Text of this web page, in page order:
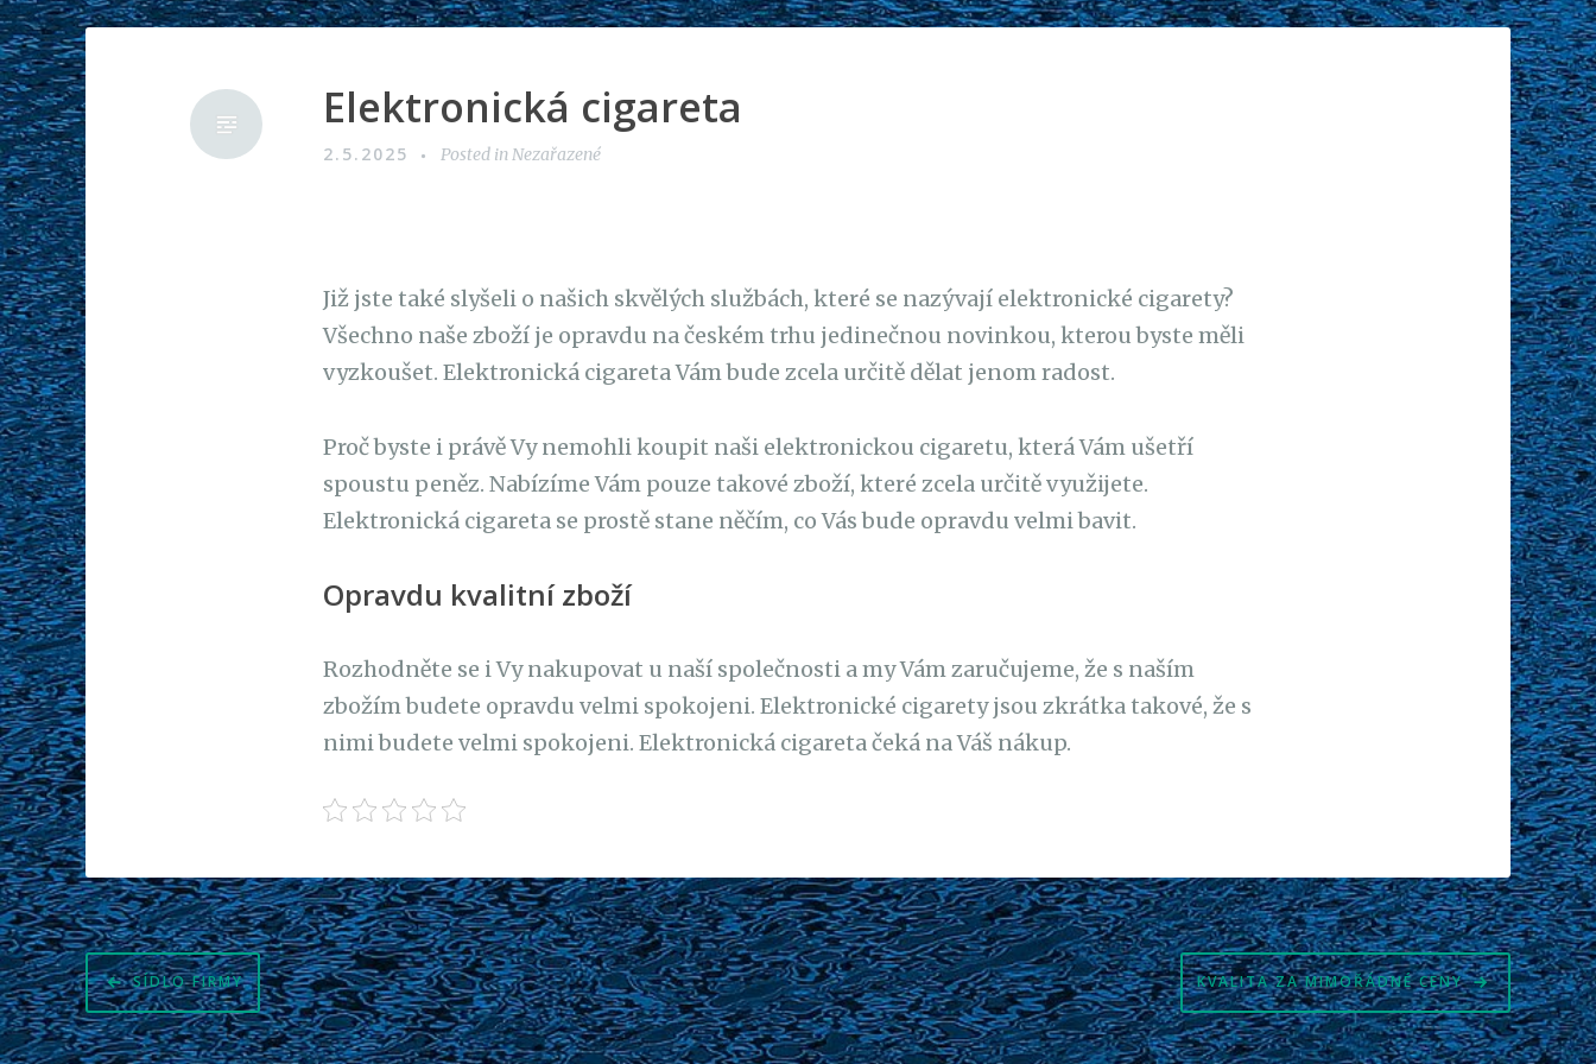
Elektronická cigareta
2.5.2025 Posted in Nezařazené
Již jste také slyšeli o našich skvělých službách, které se nazývají elektronické cigarety?
Všechno naše zboží je opravdu na českém trhu jedinečnou novinkou, kterou byste měli
vyzkoušet. Elektronická cigareta Vám bude zcela určitě dělat jenom radost.
Proč byste i právě Vy nemohli koupit naši elektronickou cigaretu, která Vám ušetří
spoustu peněz. Nabízíme Vám pouze takové zboží, které zcela určitě využijete.
Elektronická cigareta se prostě stane něčím, co Vás bude opravdu velmi bavit.
Opravdu kvalitní zboží
Rozhodněte se i Vy nakupovat u naší společnosti a my Vám zaručujeme, že s naším
zbožím budete opravdu velmi spokojeni. Elektronické cigarety jsou zkrátka takové, že s
nimi budete velmi spokojeni. Elektronická cigareta čeká na Váš nákup.
Navigace
pro
příspěvek
SÍDLO FIRMY KVALITA ZA MIMOŘÁDNÉ CENY